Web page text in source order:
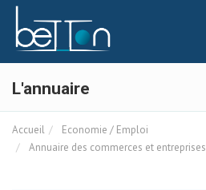
L'annuaire
Accueil
Economie / Emploi
Annuaire des commerces et entreprises
Panneau de gestion des cookies